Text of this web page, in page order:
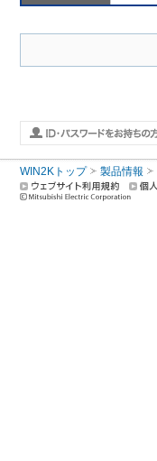
WIN2Kトップ 製品情報